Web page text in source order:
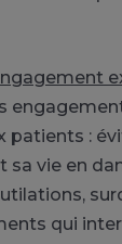
patients :
sa vie en
qui